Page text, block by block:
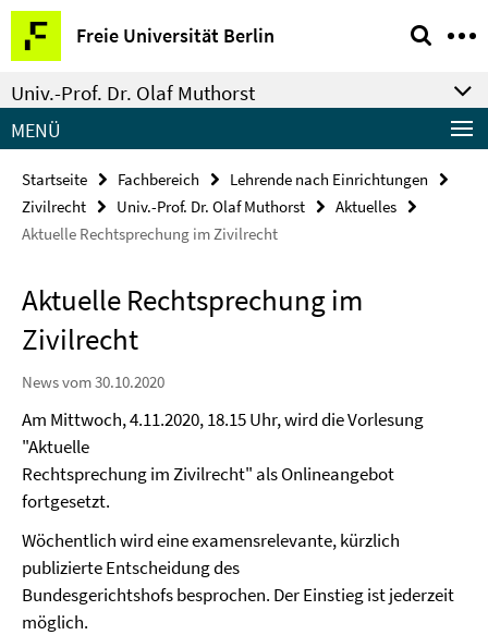
Springe
direkt
zu
Inhalt
Freie Universität Berlin
Service-
Navigation
Univ.-Prof. Dr. Olaf Muthorst
MENÜ
Startseite Fachbereich
Lehrende nach Einrichtungen
Zivilrecht
Univ.-Prof. Dr. Olaf Muthorst
Aktuelles
Aktuelle Rechtsprechung im Zivilrecht
Aktuelle Rechtsprechung im
Zivilrecht
News vom 30.10.2020
Am Mittwoch, 4.11.2020, 18.15 Uhr, wird die Vorlesung
"Aktuelle
Rechtsprechung im Zivilrecht" als Onlineangebot
fortgesetzt.
Wöchentlich wird eine examensrelevante, kürzlich
publizierte Entscheidung des
Bundesgerichtshofs besprochen. Der Einstieg ist jederzeit
möglich.